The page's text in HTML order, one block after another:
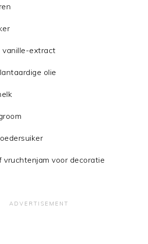
vanille-extract
olie
vruchtenjam voor decoratie